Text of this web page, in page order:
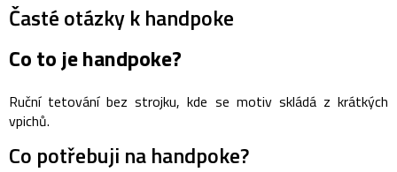
Časté otázky k handpoke
Co to je handpoke?
Ruční tetování bez strojku, kde se motiv skládá z krátkých
vpichů.
Co potřebuji na handpoke?